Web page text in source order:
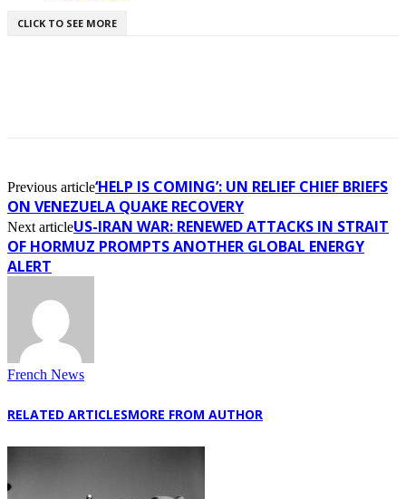
CLICK TO SEE MORE
Previous article‘HELP IS COMING’: UN RELIEF CHIEF BRIEFS
ON VENEZUELA QUAKE RECOVERY
Next articleUS-IRAN WAR: RENEWED ATTACKS IN STRAIT
OF HORMUZ PROMPTS ANOTHER GLOBAL ENERGY
ALERT
French News
RELATED ARTICLESMORE FROM AUTHOR